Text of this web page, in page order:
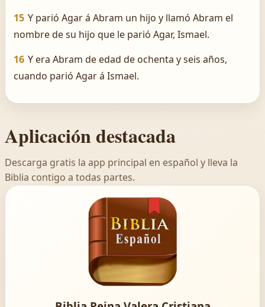
15 Y parió Agar á Abram un hijo y llamó Abram el
nombre de su hijo que le parió Agar, Ismael.
16 Y era Abram de edad de ochenta y seis años,
cuando parió Agar á Ismael.
Aplicación destacada
Descarga gratis la app principal en español y lleva la
Biblia contigo a todas partes.